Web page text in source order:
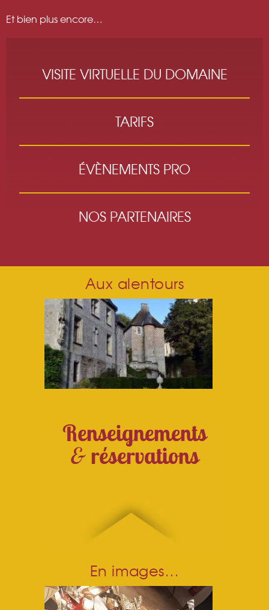
Et bien plus encore…
VISITE VIRTUELLE DU DOMAINE
TARIFS
ÉVÈNEMENTS PRO
NOS PARTENAIRES
Aux alentours
Renseignements
&réservations
En images…